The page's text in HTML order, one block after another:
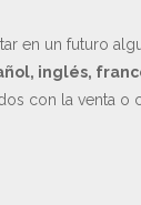
en un futuro
inglés,
con la venta o